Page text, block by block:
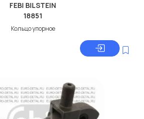
FEBI BILSTEIN
18851
Кольцо упорное